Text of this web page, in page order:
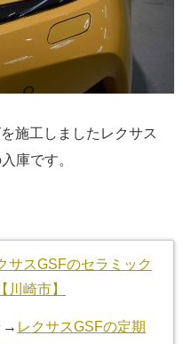
施工しましたレクサス
庫です。
サスGSFのセラミック
崎市】
→ レクサスGSFの定期